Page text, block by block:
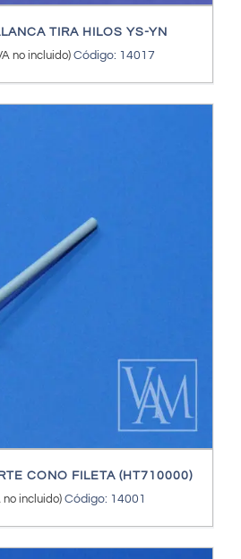
TIRA HILOS YS-YN
no incluido) Código: 14017
CONO FILETA (HT710000)
no incluido) Código: 14001